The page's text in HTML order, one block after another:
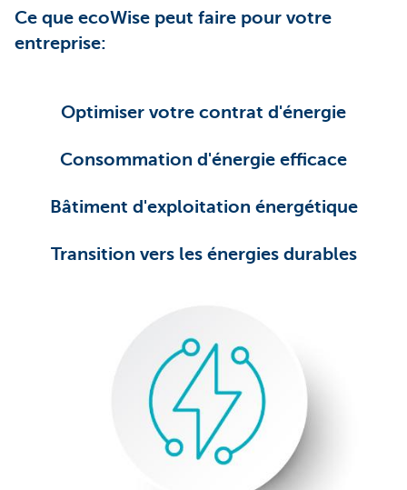
Ce que ecoWise peut faire pour votre
entreprise:
Optimiser votre contrat d'énergie
Consommation d'énergie efficace
Bâtiment d'exploitation énergétique
Transition vers les énergies durables